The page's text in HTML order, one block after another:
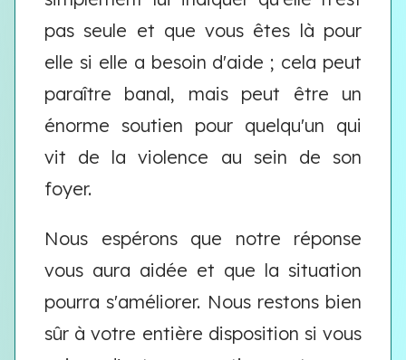
pas seule et que vous êtes là pour
elle si elle a besoin d'aide ; cela peut
paraître banal, mais peut être un
énorme soutien pour quelqu'un qui
vit de la violence au sein de son
foyer.
Nous espérons que notre réponse
vous aura aidée et que la situation
pourra s'améliorer. Nous restons bien
sûr à votre entière disposition si vous